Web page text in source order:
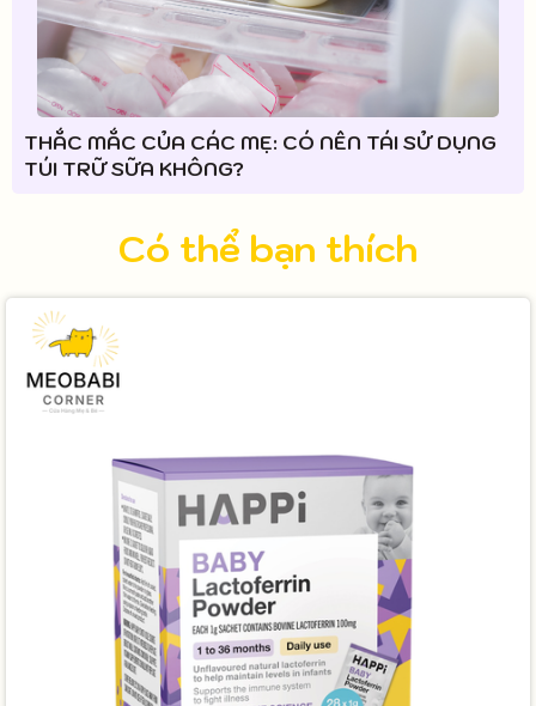
THẮC MẮC CỦA CÁC MẸ: CÓ NÊN TÁI SỬ DỤNG
TÚI TRỮ SỮA KHÔNG?
Có thể bạn thích